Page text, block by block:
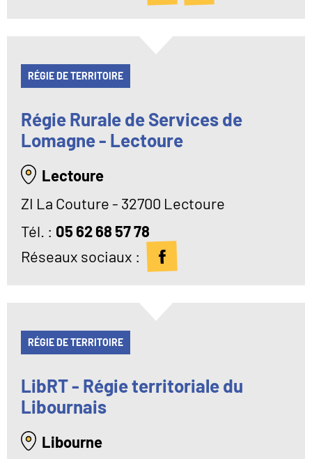
RÉGIE DE TERRITOIRE
Régie Rurale de Services de
Lomagne - Lectoure
Lectoure
ZI La Couture - 32700 Lectoure
Tél
05 62 68 57 78
Réseaux sociaux :
RÉGIE DE TERRITOIRE
LibRT - Régie territoriale du
Libournais
Libourne